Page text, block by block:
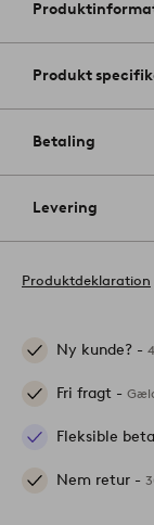
Produkt
Betaling
Levering
Produktdeklaration
Ny kunde? -
Fri fragt -
Fleksible
Nem retur -